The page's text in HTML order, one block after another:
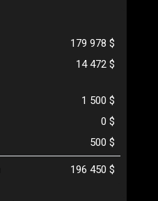
179 978 $
14 472 $
1 500 $
0 $
500 $
196 450 $